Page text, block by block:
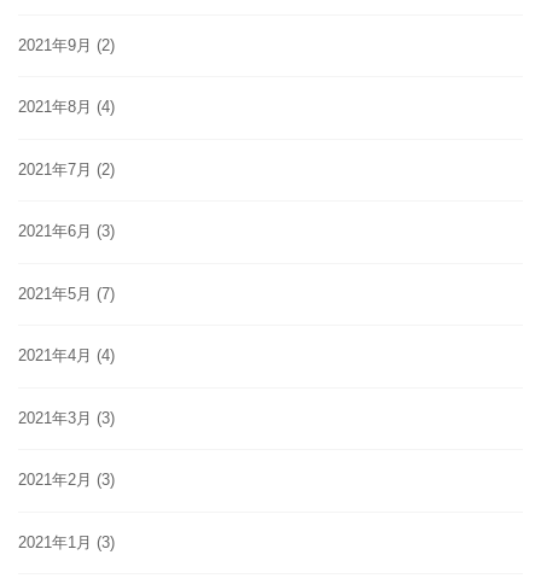
2021年9月 (2)
2021年8月 (4)
2021年7月 (2)
2021年6月 (3)
2021年5月 (7)
2021年4月 (4)
2021年3月 (3)
2021年2月 (3)
2021年1月 (3)